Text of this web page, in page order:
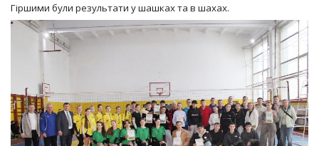
Гіршими були результати у шашках та в шахах.